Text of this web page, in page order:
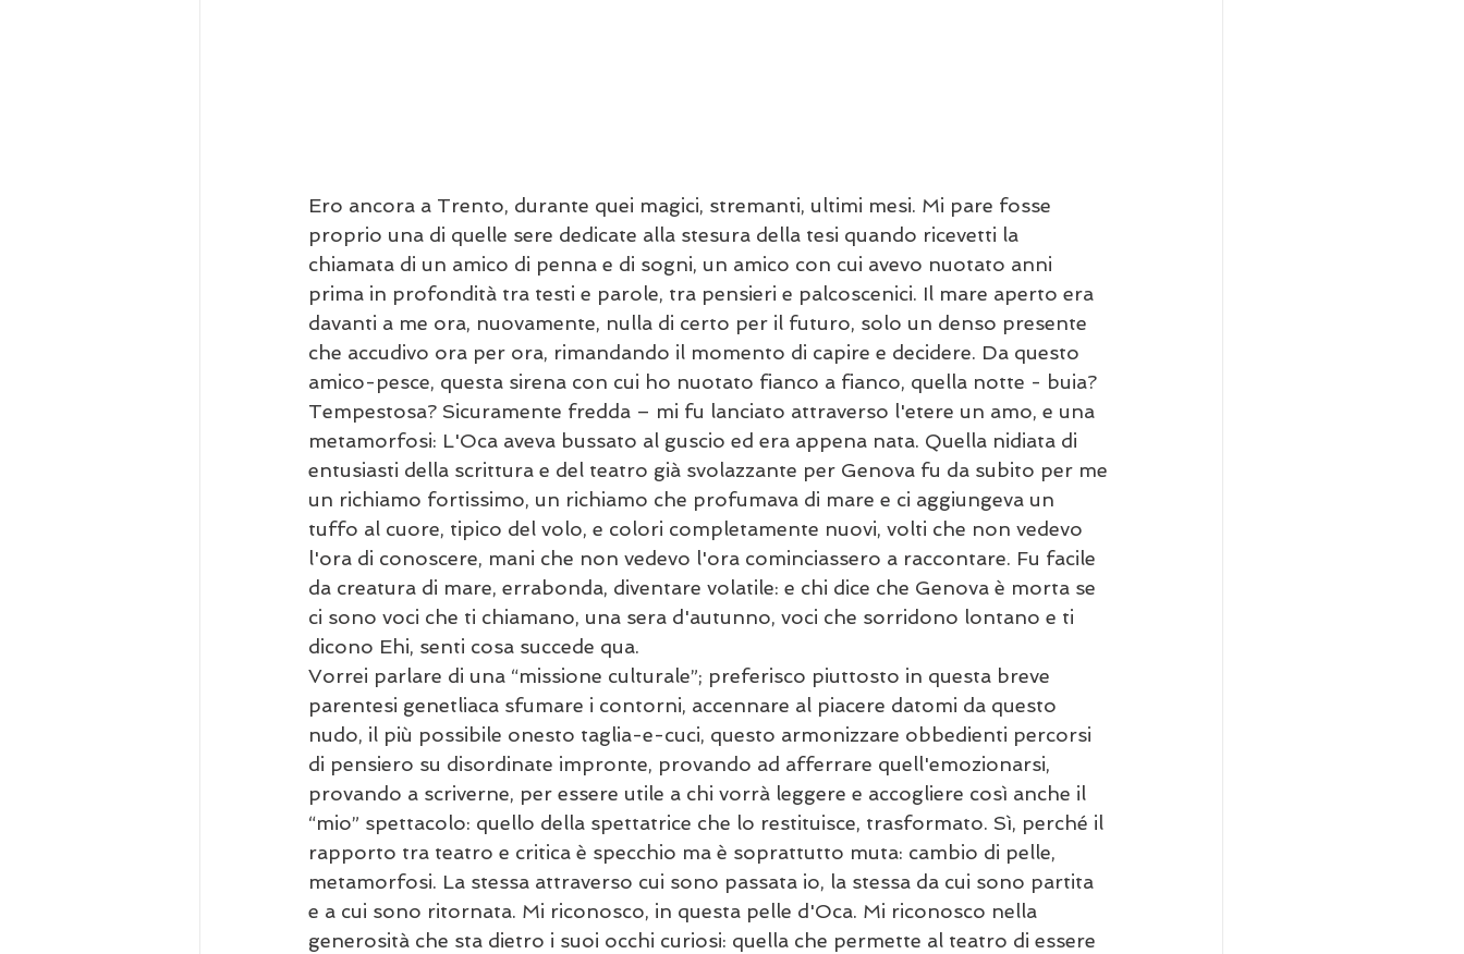
Ero ancora a Trento, durante quei magici, stremanti, ultimi mesi. Mi pare fosse
proprio una di quelle sere dedicate alla stesura della tesi quando ricevetti la
chiamata di un amico di penna e di sogni, un amico con cui avevo nuotato anni
prima in profondità tra testi e parole, tra pensieri e palcoscenici. Il mare aperto era
davanti a me ora, nuovamente, nulla di certo per il futuro, solo un denso presente
che accudivo ora per ora, rimandando il momento di capire e decidere. Da questo
amico-pesce, questa sirena con cui ho nuotato fianco a fianco, quella notte - buia?
Tempestosa? Sicuramente fredda – mi fu lanciato attraverso l'etere un amo, e una
metamorfosi: L'Oca aveva bussato al guscio ed era appena nata. Quella nidiata di
entusiasti della scrittura e del teatro già svolazzante per Genova fu da subito per me
un richiamo fortissimo, un richiamo che profumava di mare e ci aggiungeva un
tuffo al cuore, tipico del volo, e colori completamente nuovi, volti che non vedevo
l'ora di conoscere, mani che non vedevo l'ora cominciassero a raccontare. Fu facile
da creatura di mare, errabonda, diventare volatile: e chi dice che Genova è morta se
ci sono voci che ti chiamano, una sera d'autunno, voci che sorridono lontano e ti
dicono Ehi, senti cosa succede qua.
Vorrei parlare di una “missione culturale”; preferisco piuttosto in questa breve
parentesi genetliaca sfumare i contorni, accennare al piacere datomi da questo
nudo, il più possibile onesto taglia-e-cuci, questo armonizzare obbedienti percorsi
di pensiero su disordinate impronte, provando ad afferrare quell'emozionarsi,
provando a scriverne, per essere utile a chi vorrà leggere e accogliere così anche il
“mio” spettacolo: quello della spettatrice che lo restituisce, trasformato. Sì, perché il
rapporto tra teatro e critica è specchio ma è soprattutto muta: cambio di pelle,
metamorfosi. La stessa attraverso cui sono passata io, la stessa da cui sono partita
e a cui sono ritornata. Mi riconosco, in questa pelle d'Oca. Mi riconosco nella
generosità che sta dietro i suoi occhi curiosi: quella che permette al teatro di essere